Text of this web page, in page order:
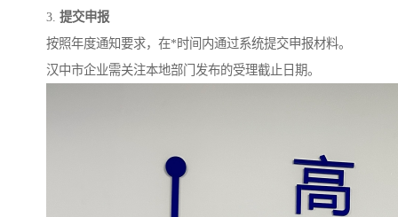
3. 提交申报
按照年度通知要求，在*时间内通过系统提交申报材料。
汉中市企业需关注本地部门发布的受理截止日期。